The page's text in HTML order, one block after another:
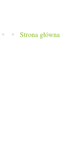
Strona główna